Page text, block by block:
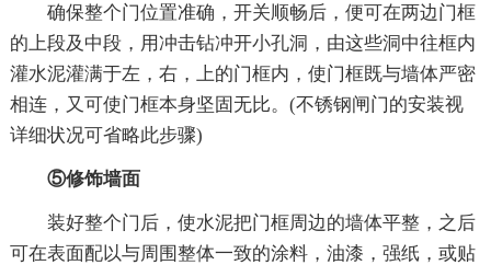
确保整个门位置准确，开关顺畅后，便可在两边门框
的上段及中段，用冲击钻冲开小孔洞，由这些洞中往框内
灌水泥灌满于左，右，上的门框内，使门框既与墙体严密
相连，又可使门框本身坚固无比。(不锈钢闸门的安装视
详细状况可省略此步骤)
⑤修饰墙面
装好整个门后，使水泥把门框周边的墙体平整，之后
可在表面配以与周围整体一致的涂料，油漆，强纸，或贴